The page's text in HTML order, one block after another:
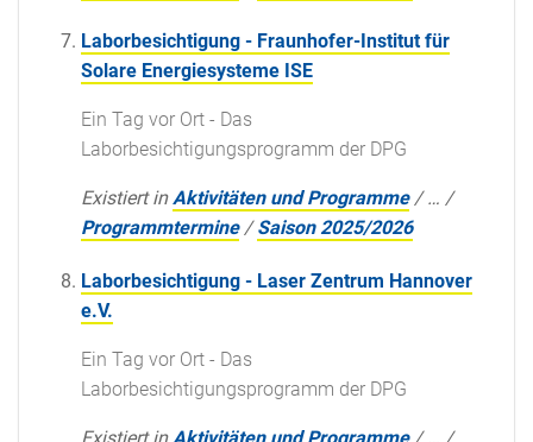
Laborbesichtigung - Fraunhofer-Institut für
Solare Energiesysteme ISE
Ein Tag vor Ort - Das
Laborbesichtigungsprogramm der DPG
Existiert in Aktivitäten und Programme /… /
Programmtermine /Saison 2025/2026
Laborbesichtigung - Laser Zentrum Hannover
e.V.
Ein Tag vor Ort - Das
Laborbesichtigungsprogramm der DPG